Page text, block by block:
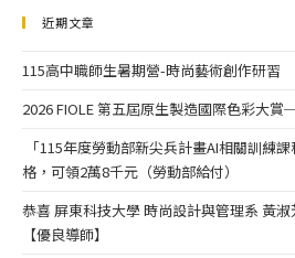
近期文章
115高中職師生暑期營-時尚藝術創作研習
2026 FIOLE 第五屆原生製造國際色彩大
「115年度勞動部新尖兵計畫AI相關訓練
格，可領2萬8千元（勞動部給付）
恭喜 屏東科技大學 時尚設計與管理系 黃
【優良導師】